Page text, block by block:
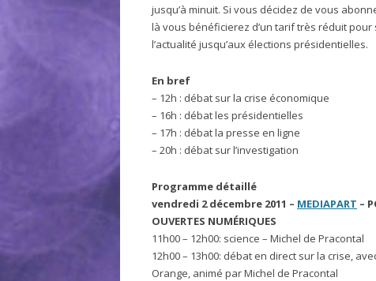
jusqu’à minuit. Si vous décidez de vous
là vous bénéficierez d’un tarif très réduit pour
l’actualité jusqu’aux élections présidentielles.
En bref
– 12h : débat sur la crise économique
– 16h : débat les présidentielles
– 17h : débat la presse en ligne
– 20h : débat sur l’investigation
Programme détaillé
vendredi 2 décembre 2011 – MEDIAPART –
OUVERTES NUMÉRIQUES
11h00 – 12h00: science – Michel de Pracontal
12h00 – 13h00: débat en direct sur la crise,
Orange, animé par Michel de Pracontal